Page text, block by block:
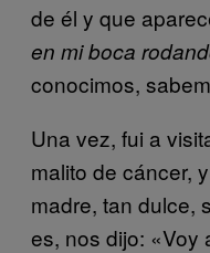
de él y que
en mi boca
conocimos,
Una vez, fui a
malito de cáncer,
madre, tan dulce,
es, nos dijo: «Voy